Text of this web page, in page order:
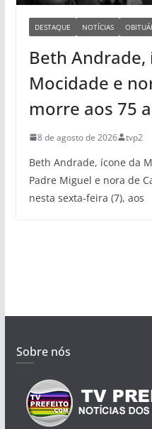
DESTAQUE NOTÍCIAS
Beth Andrade,
Mocidade e
morre aos 75
8 de agosto de 2026 tvp2
Beth Andrade, ícone da
Padre Miguel e nora de
nesta sexta-feira (7), aos
Sobre nós